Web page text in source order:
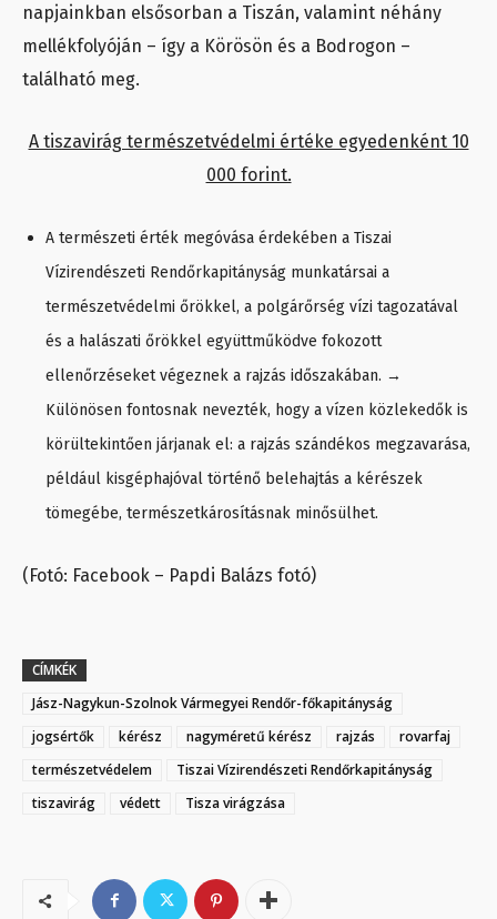
napjainkban elsősorban a Tiszán, valamint néhány
mellékfolyóján – így a Körösön és a Bodrogon –
található meg.
A tiszavirág természetvédelmi értéke egyedenként 10
000 forint.
A természeti érték megóvása érdekében a Tiszai
Vízirendészeti Rendőrkapitányság munkatársai a
természetvédelmi őrökkel, a polgárőrség vízi tagozatával
és a halászati őrökkel együttműködve fokozott
ellenőrzéseket végeznek a rajzás időszakában. →
Különösen fontosnak nevezték, hogy a vízen közlekedők is
körültekintően járjanak el: a rajzás szándékos megzavarása,
például kisgéphajóval történő belehajtás a kérészek
tömegébe, természetkárosításnak minősülhet.
(Fotó: Facebook – Papdi Balázs fotó)
CÍMKÉK
Jász-Nagykun-Szolnok Vármegyei Rendőr-főkapitányság
jogsértők
kérész nagyméretű kérész rajzás
rovarfaj
természetvédelem
Tiszai Vízirendészeti Rendőrkapitányság
tiszavirág
védett Tisza virágzása